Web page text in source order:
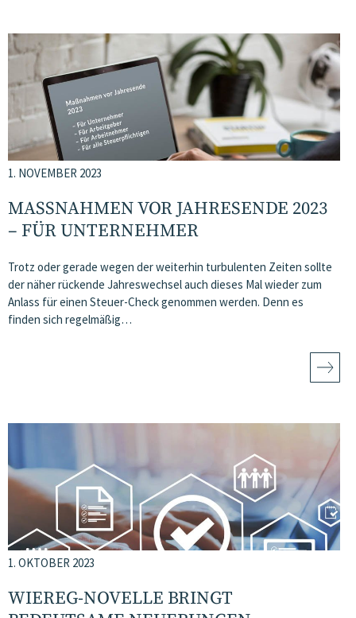
1. NOVEMBER 2023
MASSNAHMEN VOR JAHRESENDE 2023 –
FÜR UNTERNEHMER
Trotz oder gerade wegen der weiterhin turbulenten Zeiten sollte
der näher rückende Jahreswechsel auch dieses Mal wieder zum
Anlass für einen Steuer-Check genommen werden. Denn es
finden sich regelmäßig…
1. OKTOBER 2023
WIEREG-NOVELLE BRINGT